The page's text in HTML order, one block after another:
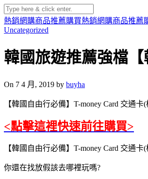
熱銷網購商品推薦購買熱銷網購商品推薦
Uncategorized
韓國旅遊推薦強檔
On 7 4 月, 2019 by buyha
【韓國自由行必備】T-money Card 交通
<點擊這裡快速前往購買>
【韓國自由行必備】T-money Card 交通
你還在找放假該去哪裡玩嗎?